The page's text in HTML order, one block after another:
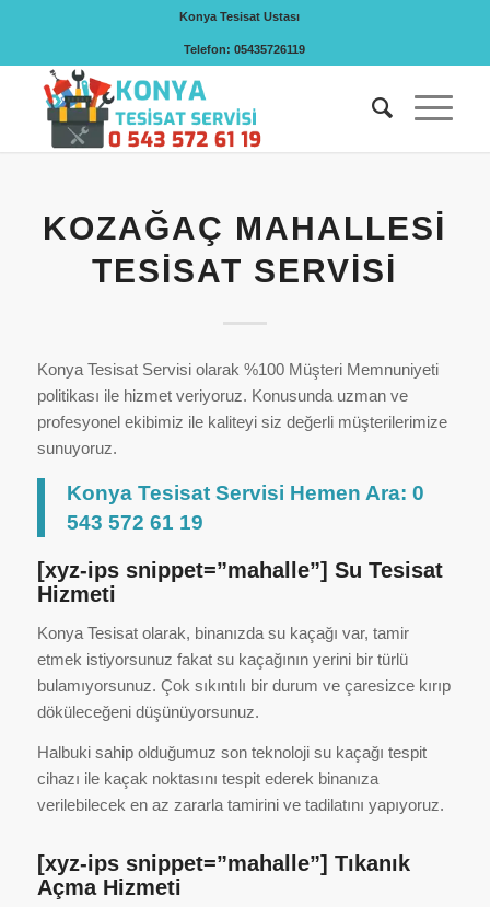
Konya Tesisat Ustası
Telefon: 05435726119
KOZAĞAÇ MAHALLESI
TESISAT SERVISI
Konya Tesisat Servisi olarak %100 Müşteri Memnuniyeti
politikası ile hizmet veriyoruz. Konusunda uzman ve
profesyonel ekibimiz ile kaliteyi siz değerli müşterilerimize
sunuyoruz.
Konya Tesisat Servisi Hemen Ara: 0
543 572 61 19
[xyz-ips snippet=”mahalle”] Su Tesisat
Hizmeti
Konya Tesisat olarak, binanızda su kaçağı var, tamir
etmek istiyorsunuz fakat su kaçağının yerini bir türlü
bulamıyorsunuz. Çok sıkıntılı bir durum ve çaresizce kırıp
döküleceğeni düşünüyorsunuz.
Halbuki sahip olduğumuz son teknoloji su kaçağı tespit
cihazı ile kaçak noktasını tespit ederek binanıza
verilebilecek en az zararla tamirini ve tadilatını yapıyoruz.
[xyz-ips snippet=”mahalle”] Tıkanık
Açma Hizmeti